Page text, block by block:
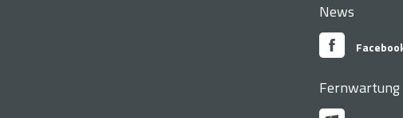
News
Fernwartung